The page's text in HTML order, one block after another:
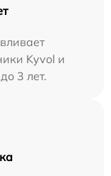
Kyvol и
3 лет.